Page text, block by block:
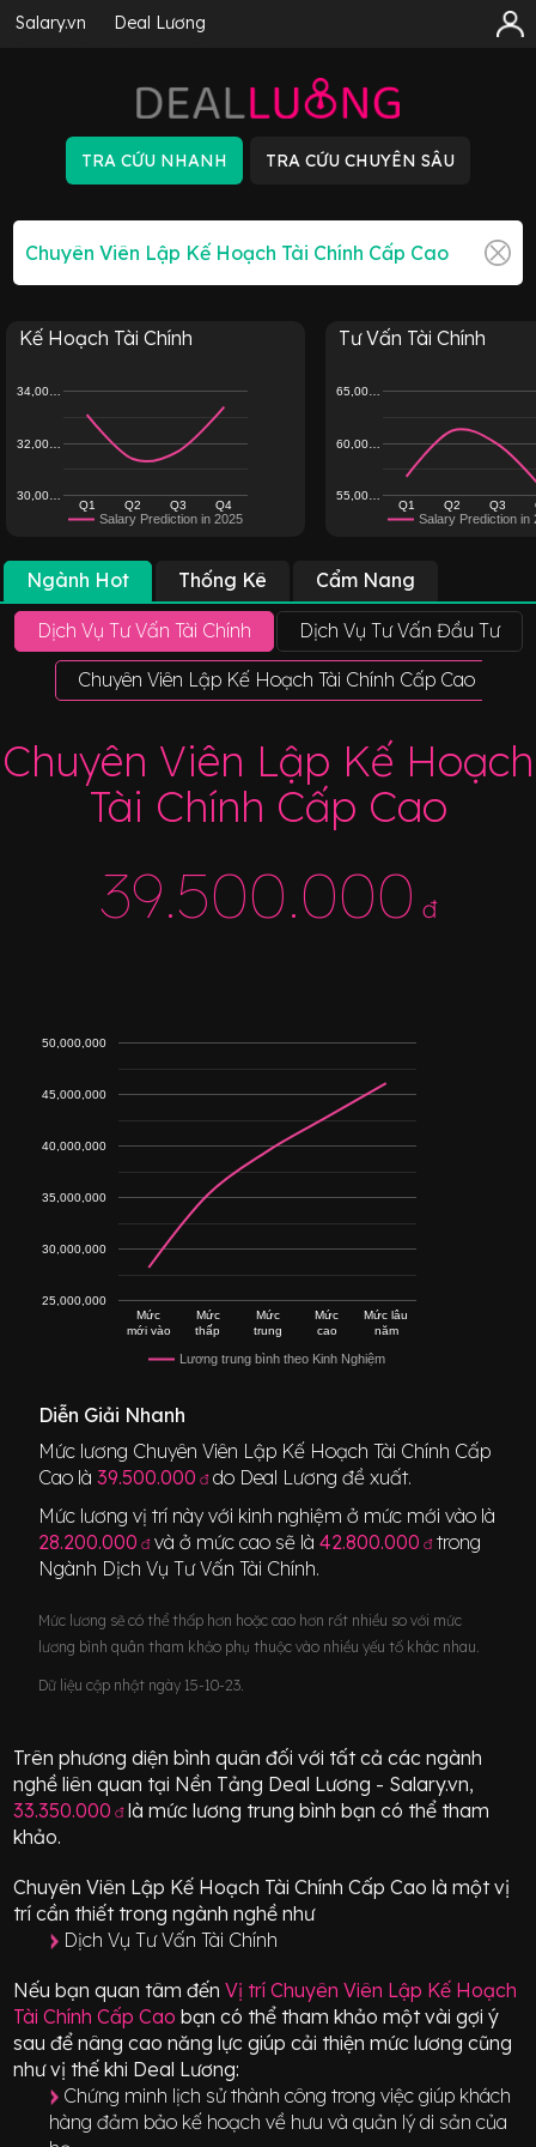
Salary.vn Deal Lương
Kế Hoạch Tài Chính
Salary Prediction in 2025
Q1 Q2 Q3 Q4
30,00…
32,00…
34,00…
Tư Vấn Tài Chính
Salary Prediction in
Q1 Q2 Q3
55,00…
60,00…
65,00…
Ngành Hot Thống Kê Cẩm Nang
Dịch Vụ Tư Vấn Tài Chính Dịch Vụ Tư Vấn Đầu Tư
Chuyên Viên Lập Kế Hoạch Tài Chính Cấp Cao
Chuyên Viên Lập Kế Hoạch
Tài Chính Cấp Cao
39.500.000 đ
Lương trung bình theo Kinh Nghiệm
Mức
mới vào
Mức
thấp
Mức
trung
Mức
cao
Mức lâu
năm
25,000,000
30,000,000
35,000,000
40,000,000
45,000,000
50,000,000
Diễn Giải Nhanh
Mức lương Chuyên Viên Lập Kế Hoạch Tài Chính Cấp
Cao là39.500.000 đdo Deal Lương đề xuất.
Mức lương vị trí này với kinh nghiệm ở mức mới vào là
28.200.000 đ và ở mức cao sẽ là42.800.000 đ trong
Ngành Dịch Vụ Tư Vấn Tài Chính.
Mức lương sẽ có thể thấp hơn hoặc cao hơn rất nhiều so với mức
lương bình quân tham khảo phụ thuộc vào nhiều yếu tố khác nhau.
Dữ liệu cập nhật ngày 15-10-23.
Trên phương diện bình quân đối với tất cả các ngành
nghề liên quan tại Nền Tảng Deal Lương - Salary.vn,
33.350.000 đlà mức lương trung bình bạn có thể tham
khảo.
Chuyên Viên Lập Kế Hoạch Tài Chính Cấp Cao là một vị
trícần thiết trong ngành nghề như
Dịch Vụ Tư Vấn Tài Chính
Nếu bạn quan tâm đến Vị tríChuyên Viên Lập Kế Hoạch
Tài Chính Cấp Cao bạn có thể tham khảo một vài gợi ý
sau để nâng cao năng lực giúp cải thiện mức lương cũng
như vị thế khi Deal Lương:
Chứng minh lịch sử thành công trong việc giúp khách
hàng đảm bảo kế hoạch về hưu và quản lý di sản của